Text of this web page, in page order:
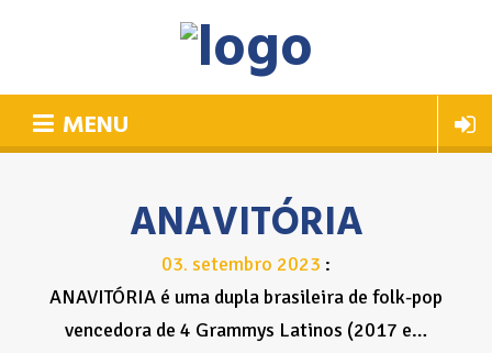
MENU
ANAVITÓRIA
03. setembro 2023
ANAVITÓRIA é uma dupla brasileira de folk-pop
vencedora de 4 Grammys Latinos (2017 e…